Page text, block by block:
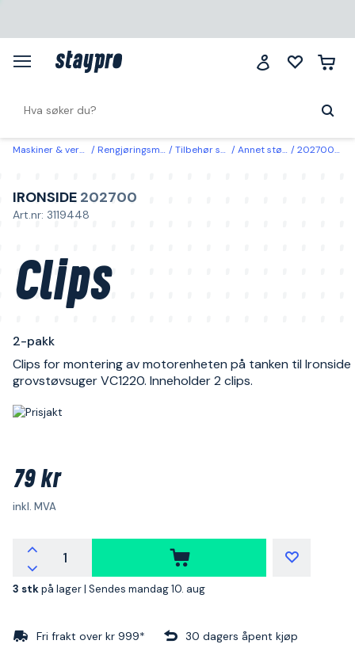
Maskiner & verktøy Rengjøringsmaskiner Tilbehør støvsugere Annet støvsugertilbehør 202700 Ironside Clips 2-pakk
IRONSIDE 202700
Art.nr: 3119448
Clips
2-pakk
Clips for montering av motorenheten på tanken til Ironside
grovstøvsuger VC1220. Inneholder 2 clips.
79 kr
inkl. MVA
3 stkpå lager | Sendes mandag 10. aug
Fri frakt over kr 999* 30 dagers åpent kjøp